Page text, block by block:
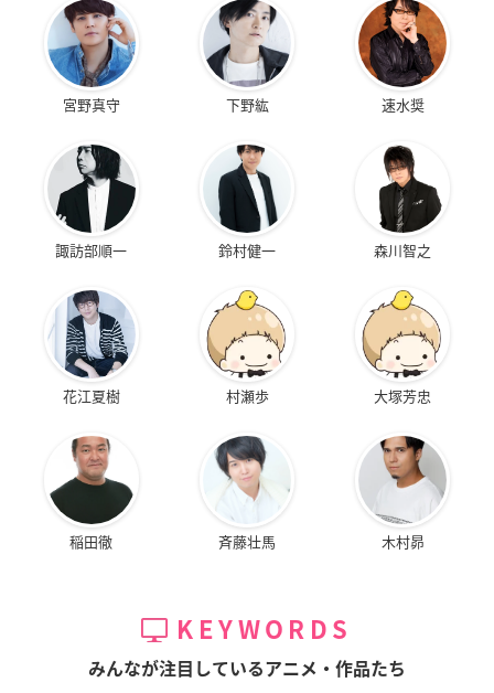
宮野真守 下野紘 速水奨
諏訪部順一 鈴村健一 森川智之
花江夏樹 村瀬歩 大塚芳忠
稲田徹 斉藤壮馬 木村昴
KEYWORDS
みんなが注目しているアニメ・作品たち